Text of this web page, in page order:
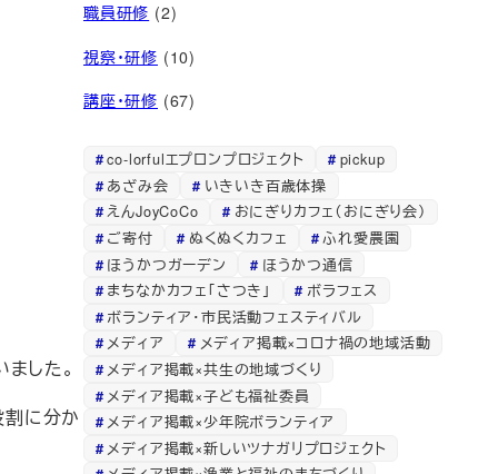
した。
割に分か
職員研修 (2)
視察・研修 (10)
講座・研修 (67)
co-lorfulエプロンプロジェクト
pickup
あざみ会
いきいき百歳体操
えんJoyCoCo
おにぎりカフェ（おにぎり会）
ご寄付
ぬくぬくカフェ
ふれ愛農園
ほうかつガーデン
ほうかつ通信
まちなかカフェ「さつき」
ボラフェス
ボランティア・市民活動フェスティバル
メディア
メディア掲載×コロナ禍の地域活動
メディア掲載×共生の地域づくり
メディア掲載×子ども福祉委員
メディア掲載×少年院ボランティア
メディア掲載×新しいツナガリプロジェクト